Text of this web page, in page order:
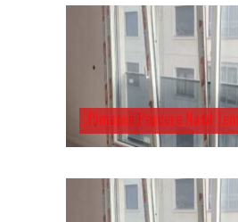
Pimapen Pencere Nasıl